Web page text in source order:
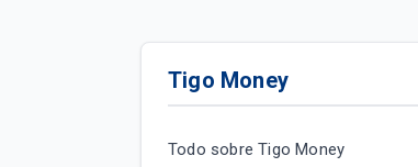
Tigo Money
Todo sobre Tigo Money